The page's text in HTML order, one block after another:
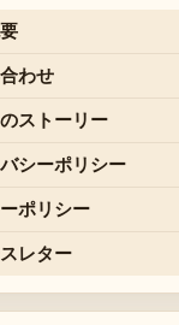
わせ
ストーリー
シーポリシー
ポリシー
レター